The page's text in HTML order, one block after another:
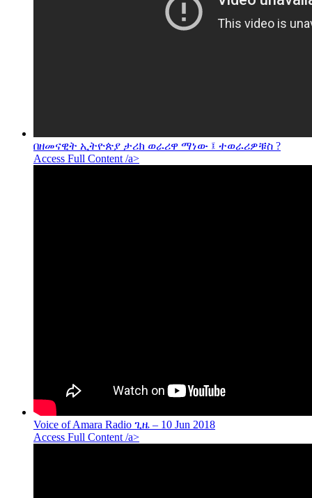
በዘመናዊት ኢትዮጵያ ታሪክ ወራሪዋ ማነው ፤ ተወራሪዎቹስ ?
Access Full Content /a>
Voice of Amara Radio ጊዜ – 10 Jun 2018
Access Full Content /a>